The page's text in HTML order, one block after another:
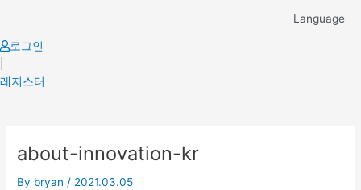
content
Language
로그인
레지스터
about-innovation-kr
By bryan / 2021.03.05